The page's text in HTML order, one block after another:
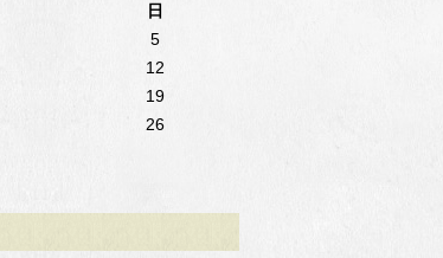
日
5
12
19
26